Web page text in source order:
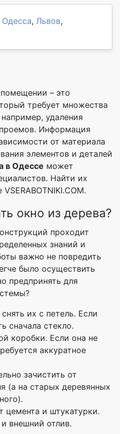
Одесса, Львов,
– это
требует множества
удаления
Информация
от материала
элементов и деталей
в Одессе может
Найти их
окно из дерева?
проходит
знаний и
важно не повредить
было осуществить
предпринять для
их с петель. Если
сначала стекло.
коробки. Если она не
аккуратное
зачистить от
(а на старых деревянных
цемента и штукатурки.
внешний отлив.